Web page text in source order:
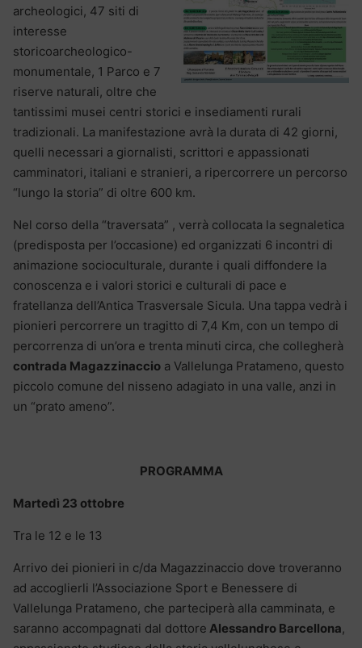
archeologici, 47 siti di
interesse
storicoarcheologico-
monumentale, 1 Parco e 7
riserve naturali, oltre che
tantissimi musei centri storici e insediamenti rurali
tradizionali. La manifestazione avrà la durata di 42 giorni,
quelli necessari a giornalisti, scrittori e appassionati
camminatori, italiani e stranieri, a ripercorrere un percorso
“lungo la storia” di oltre 600 km.
Nel corso della “traversata” , verrà collocata la segnaletica
(predisposta per l’occasione) ed organizzati 6 incontri di
animazione socioculturale, durante i quali diffondere la
conoscenza e i valori storici e culturali di pace e
fratellanza dell’Antica Trasversale Sicula. Una tappa vedrà i
pionieri percorrere un tragitto di 7,4 Km, con un tempo di
percorrenza di un’ora e trenta minuti circa, che collegherà
contrada Magazzinaccio a Vallelunga Pratameno, questo
piccolo comune del nisseno adagiato in una valle, anzi in
un “prato ameno”.
PROGRAMMA
Martedì 23 ottobre
Tra le 12 e le 13
Arrivo dei pionieri in c/da Magazzinaccio dove troveranno
ad accoglierli l’Associazione Sport e Benessere di
Vallelunga Pratameno, che parteciperà alla camminata, e
saranno accompagnati dal dottore Alessandro Barcellona,